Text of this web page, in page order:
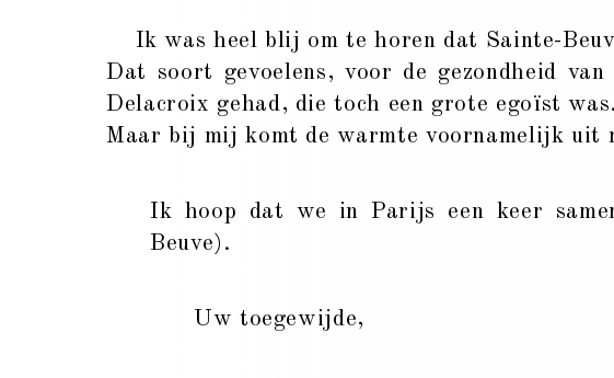
Ik was heel blij om te horen dat Sainte-
Dat soort gevoelens, voor de gezondheid
Delacroix gehad, die toch een grote egoïst was.
Maar bij mij komt de warmte voornamelijk uit
Ik hoop dat we in Parijs een keer
Beuve).
Uw toegewijde,